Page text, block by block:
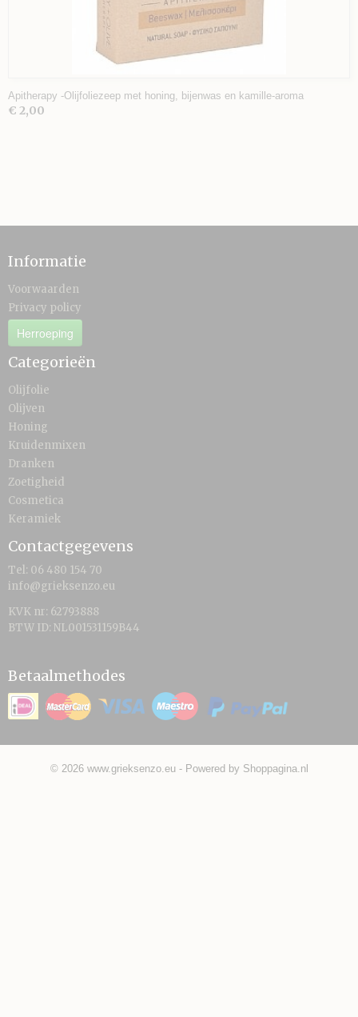
Apitherapy -Olijfoliezeep met honing, bijenwas en kamille-aroma
€ 2,00
Informatie
Voorwaarden
Privacy policy
Herroeping
Categorieën
Olijfolie
Olijven
Honing
Kruidenmixen
Dranken
Zoetigheid
Cosmetica
Keramiek
Contactgegevens
Tel: 06 480 154 70
info@grieksenzo.eu
KVK nr: 62793888
BTW ID: NL001531159B44
Betaalmethodes
© 2026 www.grieksenzo.eu - Powered by Shoppagina.nl